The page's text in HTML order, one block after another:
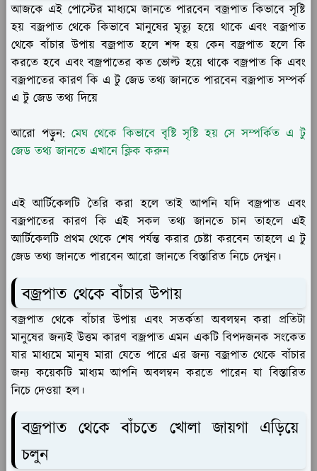
আজকে এই পোস্টের মাধ্যমে জানতে পারবেন বজ্রপাত কিভাবে সৃষ্টি
হয় বজ্রপাত থেকে কিভাবে মানুষের মৃত্যু হয়ে থাকে এবং বজ্রপাত
থেকে বাঁচার উপায় বজ্রপাত হলে শব্দ হয় কেন বজ্রপাত হলে কি
করতে হবে এবং বজ্রপাতের কত ভোল্ট হয়ে থাকে বজ্রপাত কি এবং
বজ্রপাতের কারণ কি এ টু জেড তথ্য জানতে পারবেন বজ্রপাত সম্পর্ক
এ টু জেড তথ্য দিয়ে
আরো পড়ুন: মেঘ থেকে কিভাবে বৃষ্টি সৃষ্টি হয় সে সম্পর্কিত এ টু
জেড তথ্য জানতে এখানে ক্লিক করুন
এই আর্টিকেলটি তৈরি করা হলে তাই আপনি যদি বজ্রপাত এবং
বজ্রপাতের কারণ কি এই সকল তথ্য জানতে চান তাহলে এই
আর্টিকেলটি প্রথম থেকে শেষ পর্যন্ত করার চেষ্টা করবেন তাহলে এ টু
জেড তথ্য জানতে পারবেন আরো জানতে বিস্তারিত নিচে দেখুন।
বজ্রপাত থেকে বাঁচার উপায়
বজ্রপাত থেকে বাঁচার উপায় এবং সতর্কতা অবলম্বন করা প্রতিটা
মানুষের জন্যই উত্তম কারণ বজ্রপাত এমন একটি বিপদজনক সংকেত
যার মাধ্যমে মানুষ মারা যেতে পারে এর জন্য বজ্রপাত থেকে বাঁচার
জন্য কয়েকটি মাধ্যম আপনি অবলম্বন করতে পারেন যা বিস্তারিত
নিচে দেওয়া হল।
বজ্রপাত থেকে বাঁচতে খোলা জায়গা এড়িয়ে
চলুন